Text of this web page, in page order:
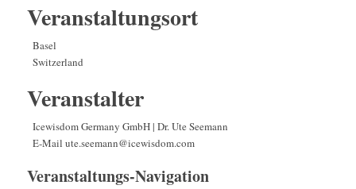
Veranstaltungsort
Basel
Switzerland
Veranstalter
Icewisdom Germany GmbH | Dr. Ute Seemann
E-Mail ute.seemann@icewisdom.com
Veranstaltungs-Navigation